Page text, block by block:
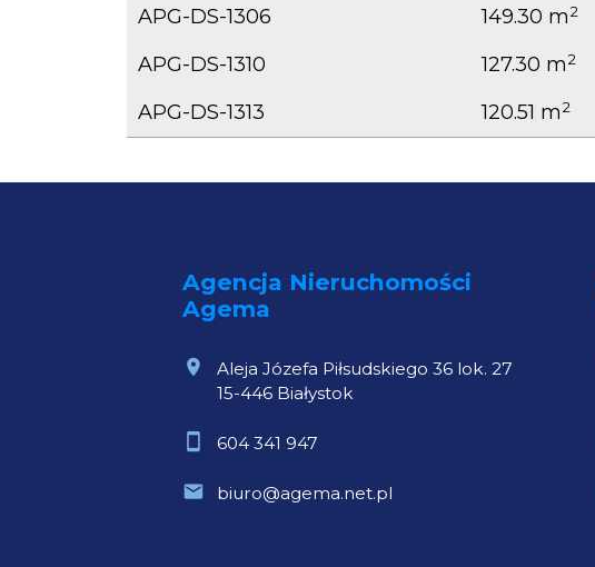
APG-DS-1306
149.30 m2
APG-DS-1310
127.30 m2
APG-DS-1313
120.51 m2
Agencja Nieruchomości
Agema
Aleja Józefa Piłsudskiego 36 lok. 27
15-446 Białystok
604 341 947
biuro@agema.net.pl